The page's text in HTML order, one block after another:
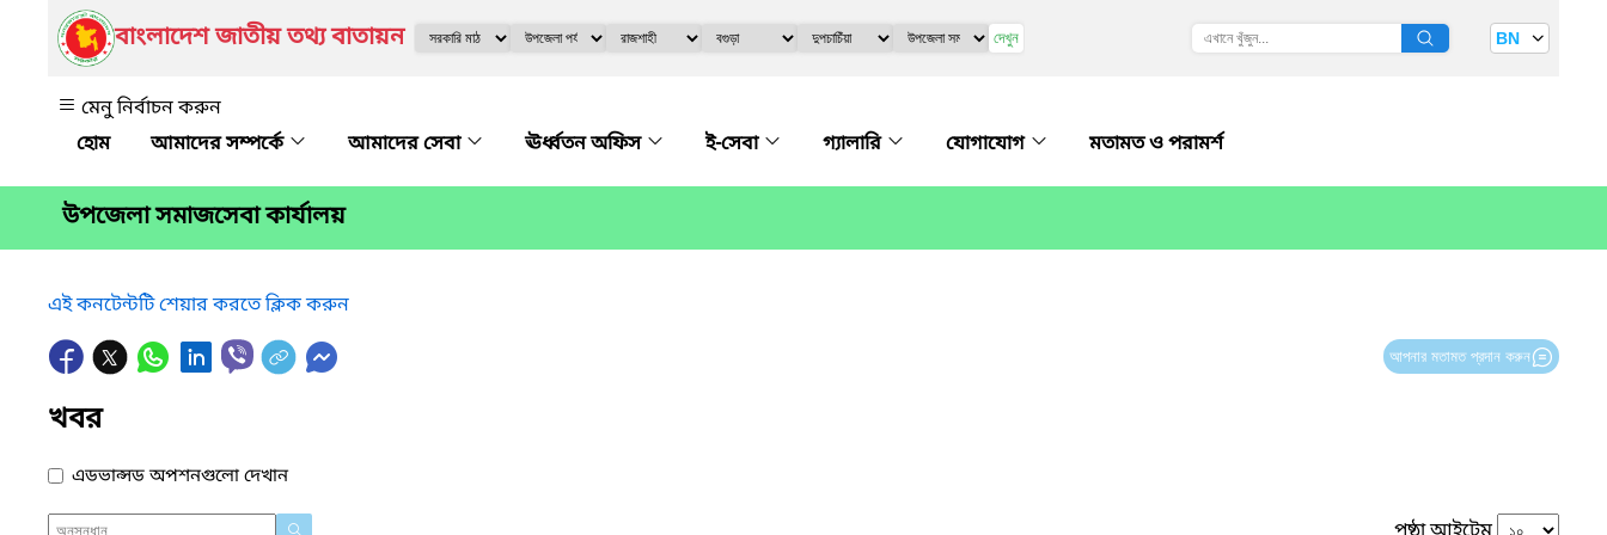
বাংলাদেশ জাতীয় তথ্য বাতায়ন দেখুন BN
মেনু নির্বাচন করুন
আমাদের সম্পর্কে
আমাদের সেবা ঊর্ধ্বতন অফিস ই-সেবা গ্যালারি যোগাযোগ মতামত ও পরামর্শ
উপজেলা সমাজসেবা কার্যালয়
এই কনটেন্টটি শেয়ার করতে ক্লিক করুন
আপনার মতামত প্রদান করুন
খবর
এডভান্সড অপশনগুলো দেখান